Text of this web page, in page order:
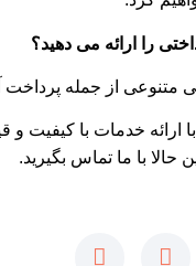
متنوعی از جمله پرداخت
ارائه خدمات با کیفیت
حالا با ما تماس بگیرید.